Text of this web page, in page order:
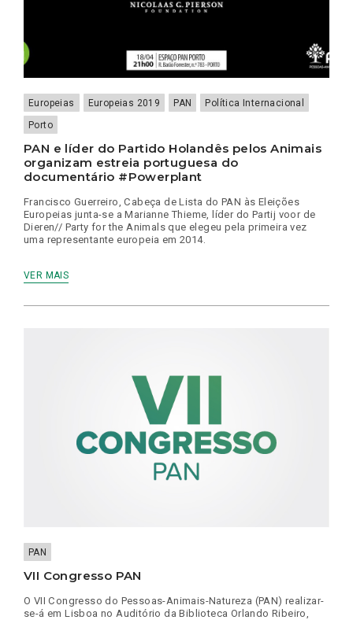
Europeias Europeias 2019 PAN
Política Internacional
Porto
PAN e líder do Partido Holandês pelos Animais
organizam estreia portuguesa do
documentário #Powerplant
Francisco Guerreiro, Cabeça de Lista do PAN às Eleições
Europeias junta-se a Marianne Thieme, líder do Partij voor de
Dieren// Party for the Animals que elegeu pela primeira vez
uma representante europeia em 2014.
VER MAIS
PAN
VII Congresso PAN
O VII Congresso do Pessoas-Animais-Natureza (PAN) realizar-
se-á em Lisboa no Auditório da Biblioteca Orlando Ribeiro,